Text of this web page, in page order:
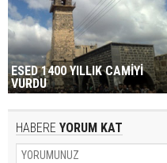
ESED 1400 YILLIK CAMİYİ
VURDU
HABERE YORUM KAT